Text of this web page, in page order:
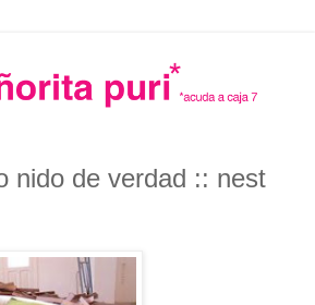
nido de verdad :: nest